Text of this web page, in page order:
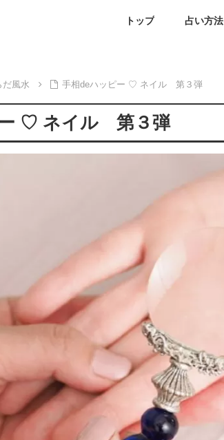
トップ 占い方法
風水 手相deハッピー ♡ ネイル 第３弾
♡ ネイル 第３弾